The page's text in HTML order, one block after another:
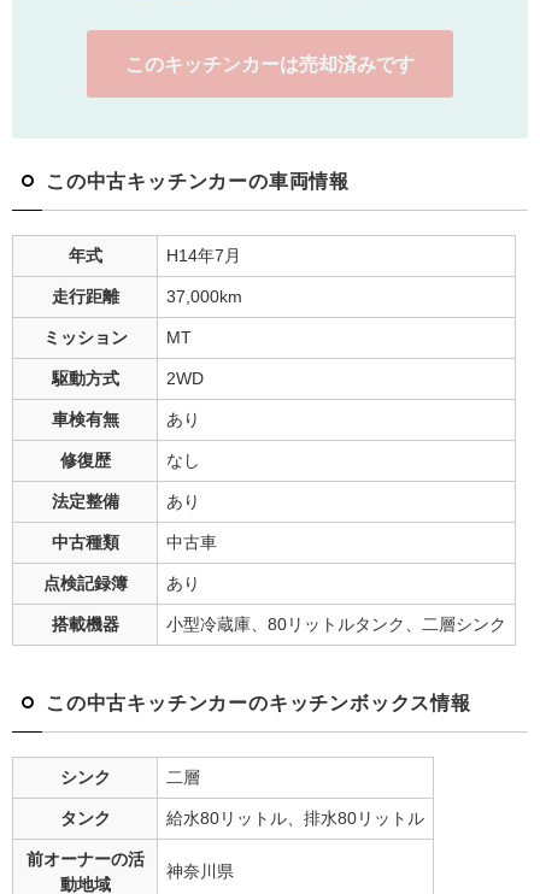
このキッチンカーは売却済みです
この中古キッチンカーの車両情報
年式 H14年7月
走行距離 37,000km
ミッション MT
駆動方式 2WD
車検有無 あり
修復歴 なし
法定整備 あり
中古種類 中古車
点検記録簿 あり
搭載機器 小型冷蔵庫、80リットルタンク、二層シンク
この中古キッチンカーのキッチンボックス情報
シンク 二層
タンク 給水80リットル、排水80リットル
前オーナーの活
動地域
神奈川県